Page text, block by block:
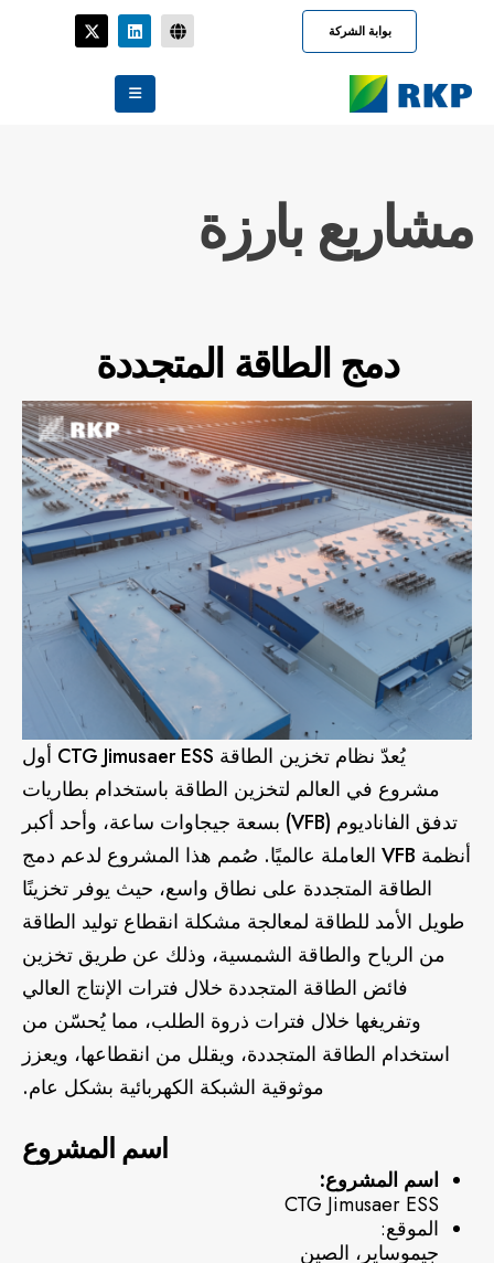
بوابة الشركة
مشاريع بارزة
دمج الطاقة المتجددة
يُعدّ نظام تخزين الطاقة CTG Jimusaer ESS أول
مشروع في العالم لتخزين الطاقة باستخدام بطاريات
تدفق الفاناديوم (VFB) بسعة جيجاوات ساعة، وأحد أكبر
أنظمة VFB العاملة عالميًا. صُمم هذا المشروع لدعم دمج
الطاقة المتجددة على نطاق واسع، حيث يوفر تخزينًا
طويل الأمد للطاقة لمعالجة مشكلة انقطاع توليد الطاقة
من الرياح والطاقة الشمسية، وذلك عن طريق تخزين
فائض الطاقة المتجددة خلال فترات الإنتاج العالي
وتفريغها خلال فترات ذروة الطلب، مما يُحسّن من
استخدام الطاقة المتجددة، ويقلل من انقطاعها، ويعزز
موثوقية الشبكة الكهربائية بشكل عام.
اسم المشروع
اسم المشروع:
CTG Jimusaer ESS
الموقع:
جيموساير، الصين